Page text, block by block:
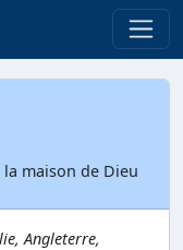
maison de Dieu
Angleterre,